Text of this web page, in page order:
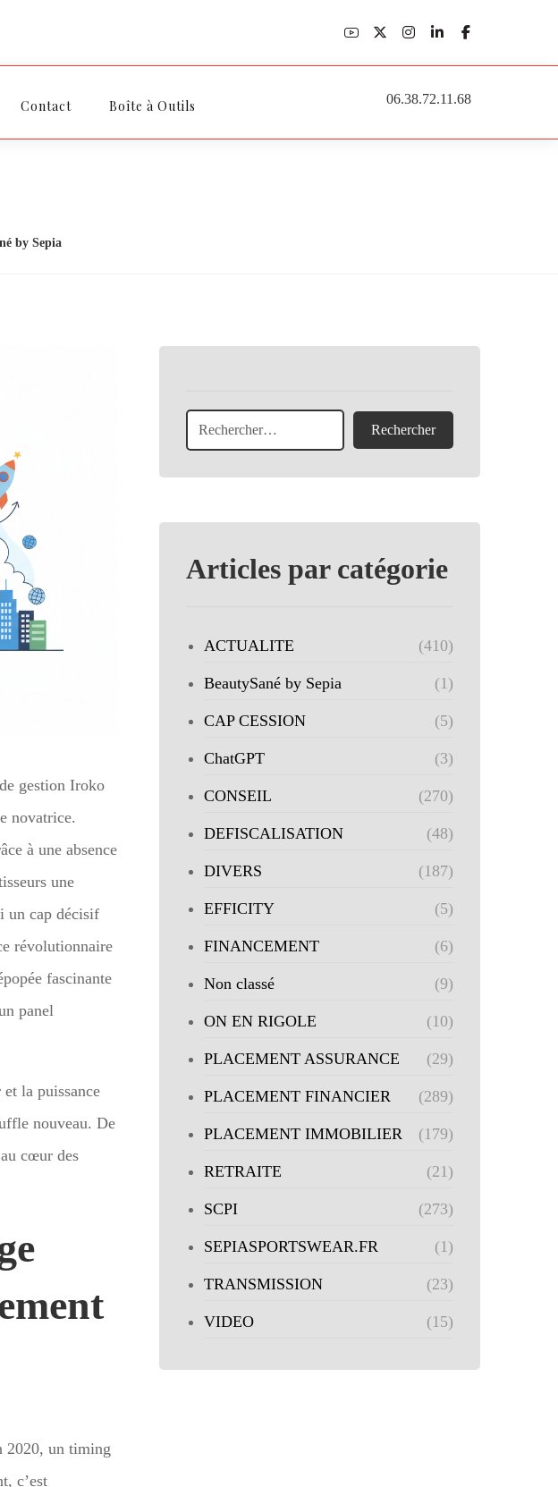
Contact Boîte à Outils 06.38.72.11.68
by Sepia
gestion Iroko
novatrice.
à une absence
une
un cap décisif
révolutionnaire
fascinante
panel
la puissance
nouveau. De
cœur des
2020, un timing
c’est
Articles par catégorie
ACTUALITE (410)
BeautySané by Sepia (1)
CAP CESSION (5)
ChatGPT (3)
CONSEIL (270)
DEFISCALISATION (48)
DIVERS (187)
EFFICITY (5)
FINANCEMENT (6)
Non classé (9)
ON EN RIGOLE (10)
PLACEMENT ASSURANCE (29)
PLACEMENT FINANCIER (289)
PLACEMENT IMMOBILIER (179)
RETRAITE (21)
SCPI (273)
SEPIASPORTSWEAR.FR (1)
TRANSMISSION (23)
VIDEO (15)